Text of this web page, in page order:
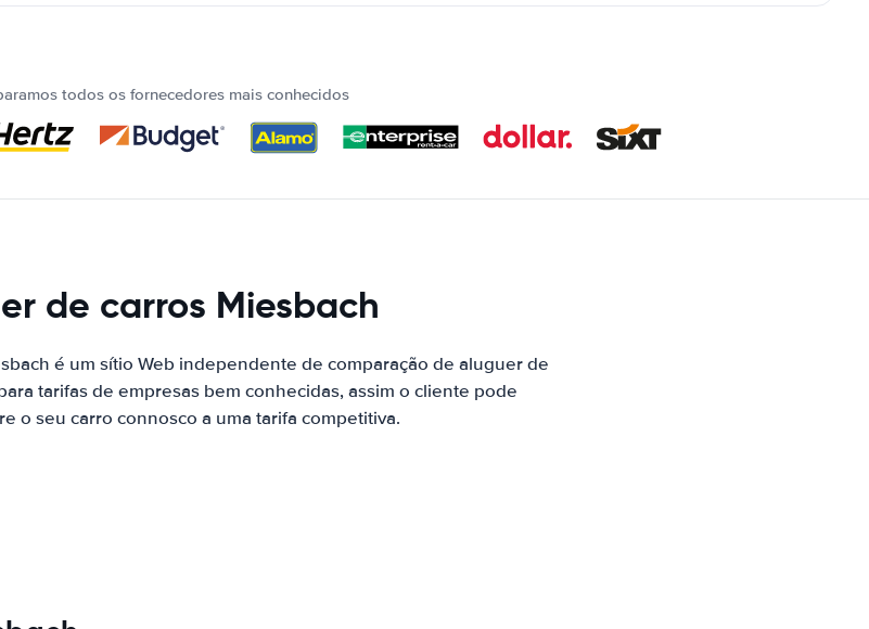
todos os fornecedores mais conhecidos
de carros Miesbach
é um sítio Web independente de comparação de aluguer de
tarifas de empresas bem conhecidas, assim o cliente pode
o seu carro connosco a uma tarifa competitiva.